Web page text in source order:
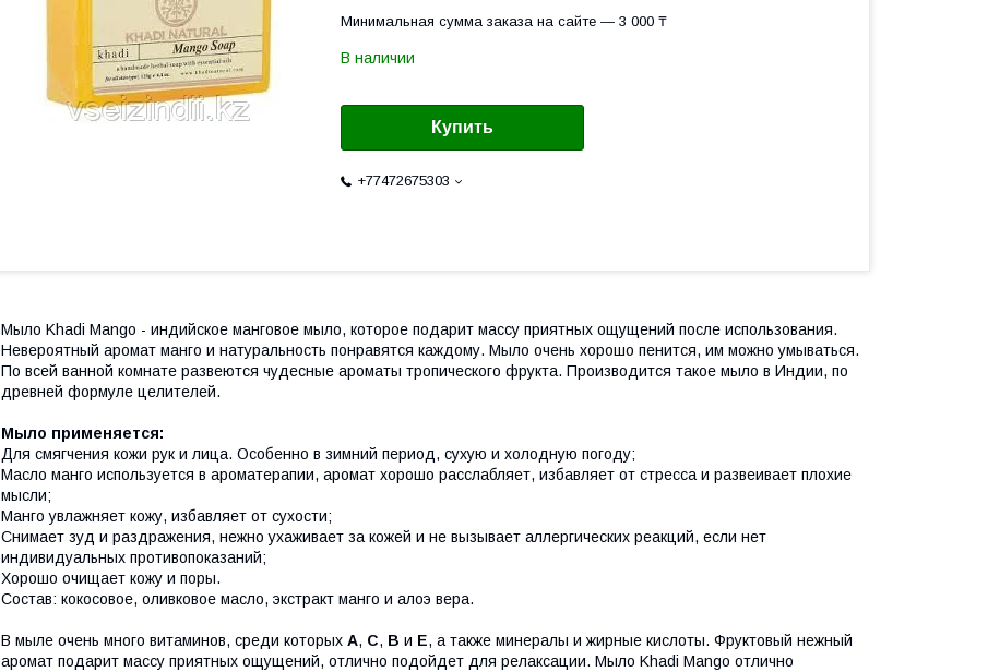
Минимальная сумма заказа на сайте — 3 000 ₸
В наличии
Купить
+77472675303
Мыло Khadi Mango - индийское манговое мыло, которое подарит массу приятных ощущений после использования.
Невероятный аромат манго и натуральность понравятся каждому. Мыло очень хорошо пенится, им можно умываться.
По всей ванной комнате развеются чудесные ароматы тропического фрукта. Производится такое мыло в Индии, по
древней формуле целителей.
Мыло применяется:
Для смягчения кожи рук и лица. Особенно в зимний период, сухую и холодную погоду;
Масло манго используется в ароматерапии, аромат хорошо расслабляет, избавляет от стресса и развеивает плохие
мысли;
Манго увлажняет кожу, избавляет от сухости;
Снимает зуд и раздражения, нежно ухаживает за кожей и не вызывает аллергических реакций, если нет
индивидуальных противопоказаний;
Хорошо очищает кожу и поры.
Состав: кокосовое, оливковое масло, экстракт манго и алоэ вера.
В мыле очень много витаминов, среди которых А, С, В и Е, а также минералы и жирные кислоты. Фруктовый нежный
аромат подарит массу приятных ощущений, отлично подойдет для релаксации. Мыло Khadi Mango отлично